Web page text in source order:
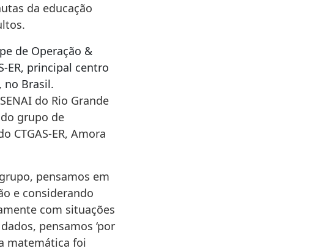
da educação
de Operação &
ER, principal centro
no Brasil.
do Rio Grande
grupo de
CTGAS-ER, Amora
pensamos em
e considerando
com situações
pensamos ‘por
matemática foi